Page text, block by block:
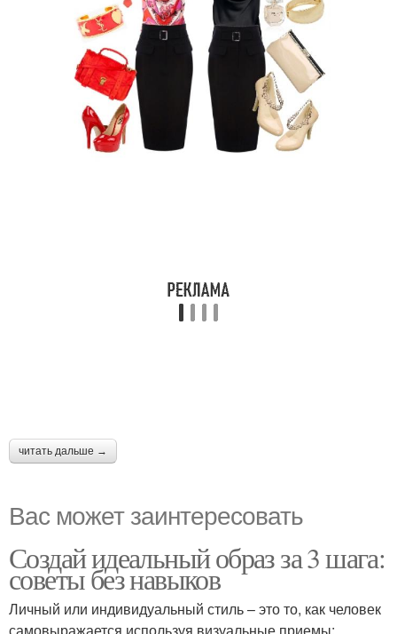
читать дальше →
Вас может заинтересовать
Создай идеальный образ за 3 шага:
советы без навыков
Личный или индивидуальный стиль – это то, как человек